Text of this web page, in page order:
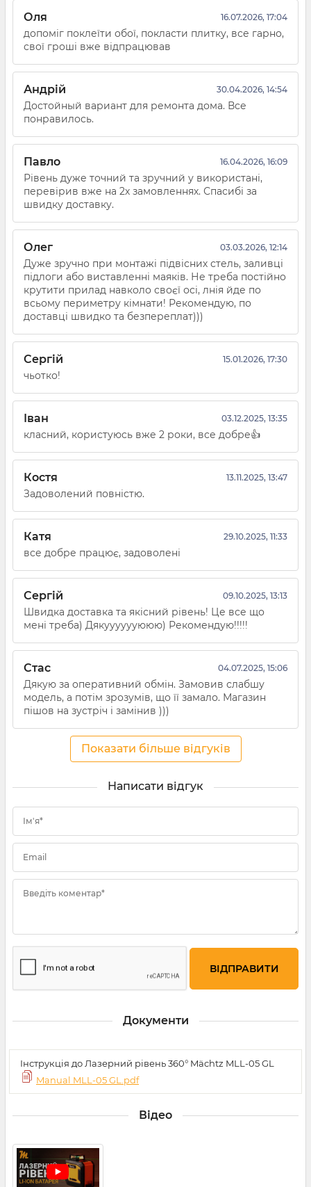
Оля 16.07.2026, 17:04
допоміг поклеїти обої, покласти плитку, все гарно,
свої гроші вже відпрацював
Андрій 30.04.2026, 14:54
Достойный вариант для ремонта дома. Все
понравилось.
Павло 16.04.2026, 16:09
Рівень дуже точний та зручний у використані,
перевірив вже на 2х замовленнях. Спасибі за
швидку доставку.
Олег 03.03.2026, 12:14
Дуже зручно при монтажі підвісних стель, заливці
підлоги або виставленні маяків. Не треба постійно
крутити прилад навколо своєї осі, лнія йде по
всьому периметру кімнати! Рекомендую, по
доставці швидко та безпереплат)))
Сергій 15.01.2026, 17:30
чьотко!
Іван 03.12.2025, 13:35
класний, користуюсь вже 2 роки, все добре👍
Костя 13.11.2025, 13:47
Задоволений повністю.
Катя 29.10.2025, 11:33
все добре працює, задоволені
Сергій 09.10.2025, 13:13
Швидка доставка та якісний рівень! Це все що
мені треба) Дякууууууююю) Рекомендую!!!!!
Стас 04.07.2025, 15:06
Дякую за оперативний обмін. Замовив слабшу
модель, а потім зрозумів, що її замало. Магазин
пішов на зустріч і замінив )))
Показати більше відгуків
Написати відгук
Ім'я*
Email
Введіть коментар*
Документи
Інструкція до Лазерний рівень 360° Mächtz MLL-05 GL
Manual MLL-05 GL.pdf
Відео